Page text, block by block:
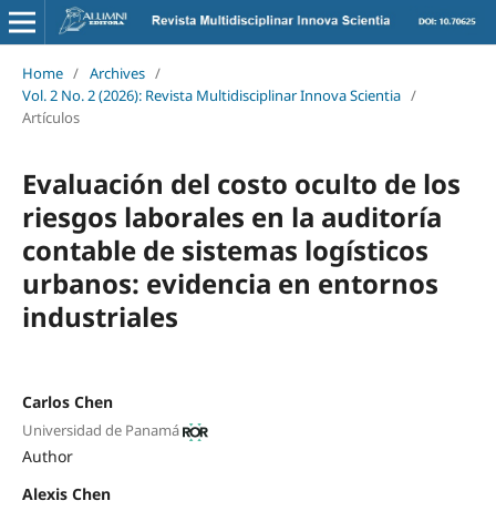
Home / Archives /
Vol. 2 No. 2 (2026): Revista Multidisciplinar Innova Scientia /
Artículos
Evaluación del costo oculto de los
riesgos laborales en la auditoría
contable de sistemas logísticos
urbanos: evidencia en entornos
industriales
Carlos Chen
Universidad de Panamá
Author
Alexis Chen